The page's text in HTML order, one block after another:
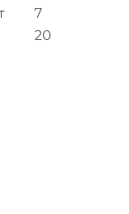
7
20